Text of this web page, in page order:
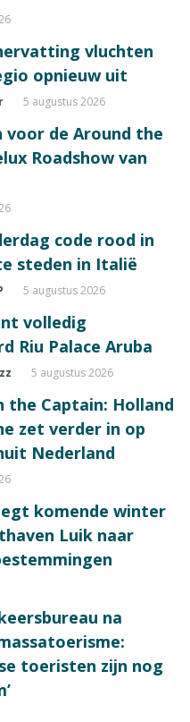
vluchten
opnieuw uit
5 augustus 2026
voor de Around the
Roadshow van
code rood in
steden in Italië
5 augustus 2026
volledig
Riu Palace Aruba
5 augustus 2026
the Captain: Holland
zet verder in op
Nederland
komende winter
Luik naar
na
toeristen zijn nog